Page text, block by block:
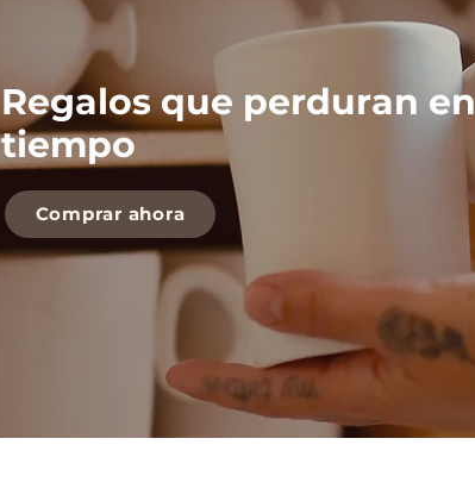
Regalos que perduran
tiempo
Comprar ahora